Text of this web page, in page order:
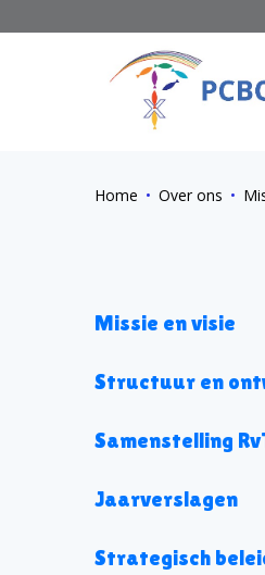
Home Over ons
Missie en visie
Structuur en
Samenstelling
Jaarverslagen
Strategisch